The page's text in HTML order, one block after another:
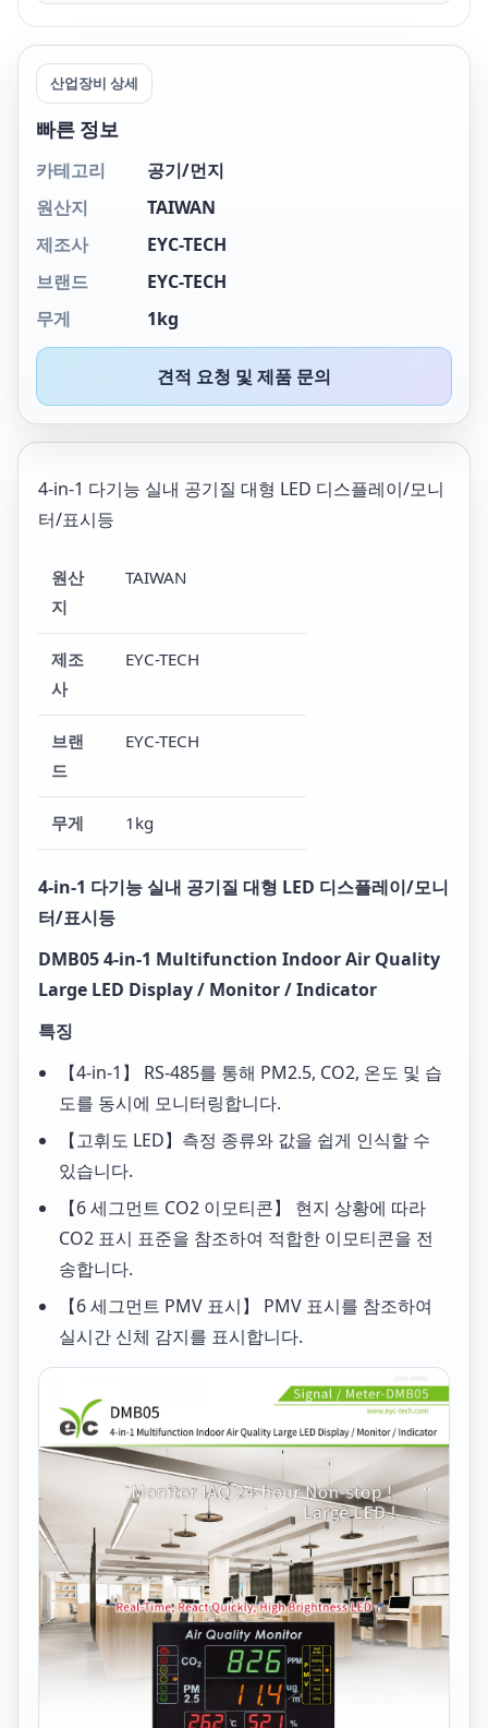
산업장비 상세
빠른 정보
카테고리
공기/먼지
원산지
TAIWAN
제조사
EYC-TECH
브랜드
EYC-TECH
무게
1kg
견적 요청 및 제품 문의
4-in-1 다기능 실내 공기질 대형 LED 디스플레이/모니
터/표시등
원산
지
TAIWAN
제조
사
EYC-TECH
브랜
드
EYC-TECH
무게 1kg
4-in-1 다기능 실내 공기질 대형 LED 디스플레이/모니
터/표시등
DMB05 4-in-1 Multifunction Indoor Air Quality
Large LED Display / Monitor / Indicator
특징
【4-in-1】 RS-485를 통해 PM2.5, CO2, 온도 및 습
도를 동시에 모니터링합니다.
【고휘도 LED】측정 종류와 값을 쉽게 인식할 수
있습니다.
【6 세그먼트 CO2 이모티콘】 현지 상황에 따라
CO2 표시 표준을 참조하여 적합한 이모티콘을 전
송합니다.
【6 세그먼트 PMV 표시】 PMV 표시를 참조하여
실시간 신체 감지를 표시합니다.